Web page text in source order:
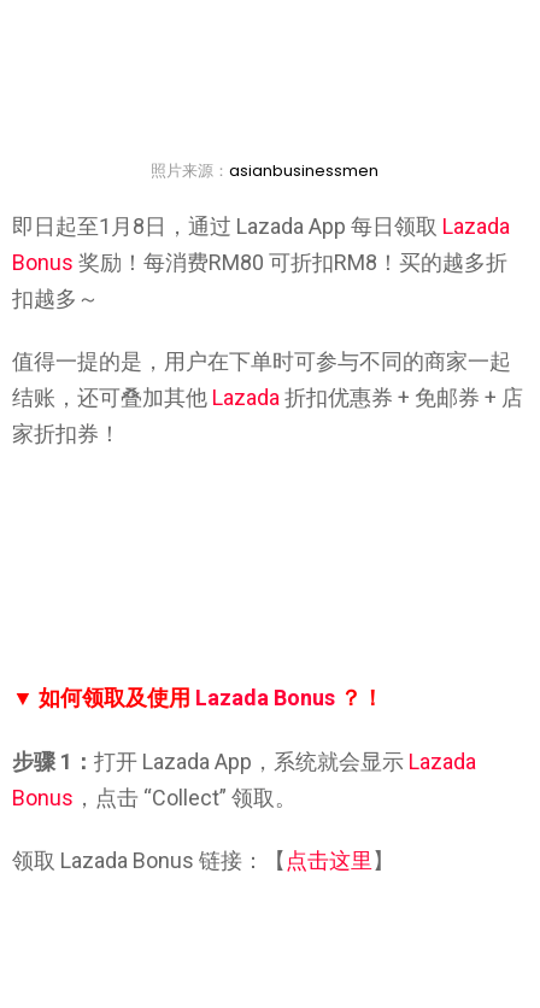
照片来源： asianbusinessmen
即日起至1月8日，通过 Lazada App 每日领取 Lazada
Bonus 奖励！每消费RM80 可折扣RM8！买的越多折
扣越多～
值得一提的是，用户在下单时可参与不同的商家一起
结账，还可叠加其他 Lazada 折扣优惠券 + 免邮券 + 店
家折扣券！
▼ 如何领取及使用 Lazada Bonus ？！
步骤 1： 打开 Lazada App，系统就会显示 Lazada
Bonus ，点击 “Collect” 领取。
领取 Lazada Bonus 链接：【 点击这里 】